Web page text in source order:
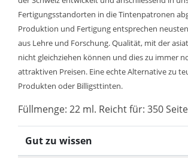
Fertigungsstandorten in die Tintenpatronen
Produktion und Fertigung entsprechen
aus Lehre und Forschung. Qualität, mit der
nicht gleichziehen können und dies zu immer
attraktiven Preisen. Eine echte Alternative zu
Produkten oder Billigsttinten.
Füllmenge: 22 ml. Reicht für: 350
Gut zu wissen